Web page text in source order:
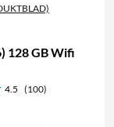
128 GB Wifi
4.5 (100)